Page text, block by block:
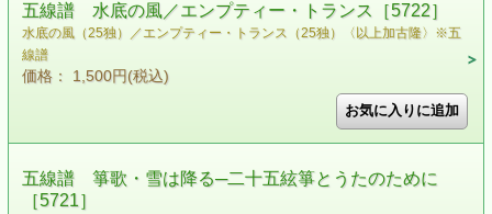
五線譜 水底の風／エンプティー・トランス［5722］
水底の風（25独）／エンプティー・トランス（25独）〈以上加古隆〉※五
線譜
価格： 1,500円(税込)
五線譜 箏歌・雪は降る─二十五絃箏とうたのために
［5721］